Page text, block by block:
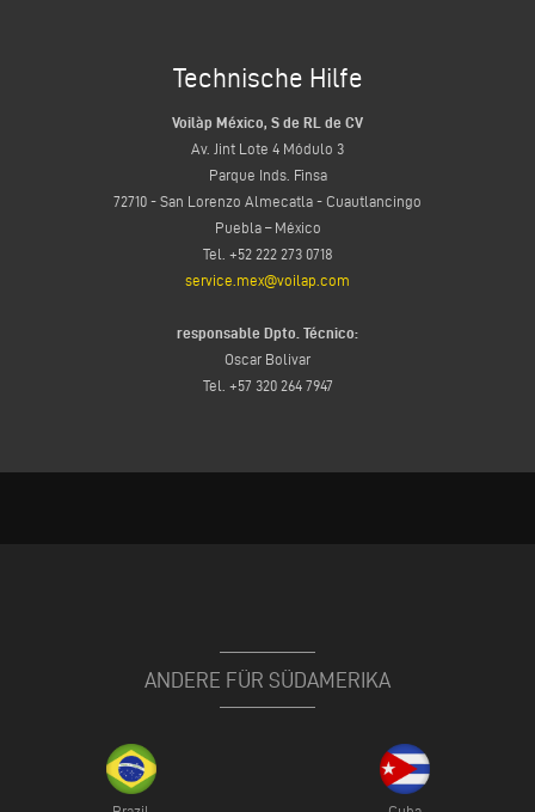
Technische Hilfe
Voilàp México, S de RL de CV
Av. Jint Lote 4 Módulo 3
Parque Inds. Finsa
72710 - San Lorenzo Almecatla - Cuautlancingo
Puebla – México
Tel. +52 222 273 0718
service.mex@voilap.com
responsable Dpto. Técnico:
Oscar Bolivar
Tel. +57 320 264 7947
ANDERE FÜR SÜDAMERIKA